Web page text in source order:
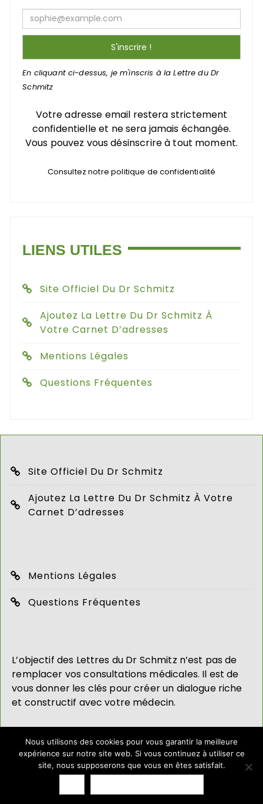
En cliquant ci-dessus, je m'inscris à la Lettre du Dr
Schmitz
Votre adresse email restera strictement
confidentielle et ne sera jamais échangée.
Vous pouvez vous désinscrire à tout moment.
Consultez notre politique de confidentialité
LIENS UTILES
Site Officiel Du Dr Schmitz
Ajoutez La Lettre Du Dr Schmitz À
Votre Carnet D’adresses
Mentions Légales
Questions Fréquentes
Site Officiel Du Dr Schmitz
Ajoutez La Lettre Du Dr Schmitz À Votre
Carnet D’adresses
Mentions Légales
Questions Fréquentes
L’objectif des Lettres du Dr Schmitz n’est pas de
remplacer vos consultations médicales. Il est de
vous donner les clés pour créer un dialogue riche
et constructif avec votre médecin.
Nous utilisons des cookies pour vous garantir la meilleure
expérience sur notre site web. Si vous continuez à utiliser ce
site, nous supposerons que vous en êtes satisfait.